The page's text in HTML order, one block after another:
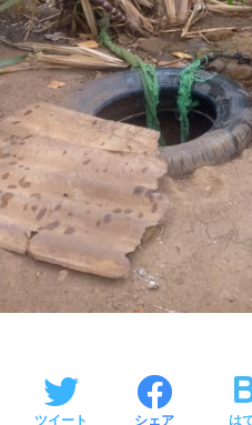
ツイート シェア は